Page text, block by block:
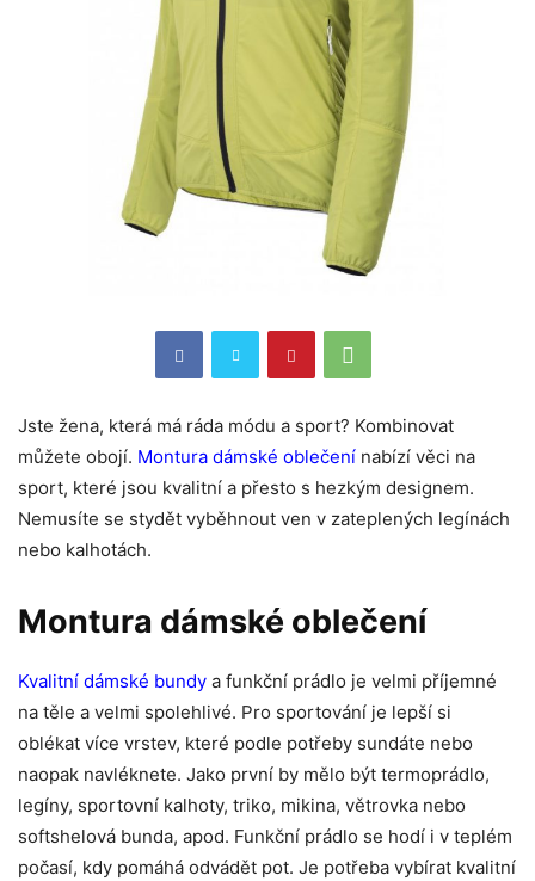
Jste žena, která má ráda módu a sport? Kombinovat
můžete obojí. Montura dámské oblečení nabízí věci na
sport, které jsou kvalitní a přesto s hezkým designem.
Nemusíte se stydět vyběhnout ven v zateplených legínách
nebo kalhotách.
Montura dámské oblečení
Kvalitní dámské bundy a funkční prádlo je velmi příjemné
na těle a velmi spolehlivé. Pro sportování je lepší si
oblékat více vrstev, které podle potřeby sundáte nebo
naopak navléknete. Jako první by mělo být termoprádlo,
legíny, sportovní kalhoty, triko, mikina, větrovka nebo
softshelová bunda, apod. Funkční prádlo se hodí i v teplém
počasí, kdy pomáhá odvádět pot. Je potřeba vybírat kvalitní